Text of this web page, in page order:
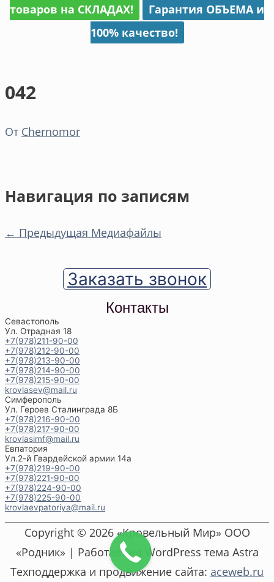
товаров на СКЛАДАХ!
Гарантия ОБЪЕМА и
100% качество!
042
От Chernomor
Навигация по записям
← Предыдущая Медиафайлы
Заказать звонок
Контакты
Севастополь
Ул. Отрадная 18
+7(978)211-90-00
+7(978)212-90-00
+7(978)213-90-00
+7(978)214-90-00
+7(978)215-90-00
krovlasev@mail.ru
Симферополь
Ул. Героев Сталинграда 8Б
+7(978)216-90-00
+7(978)217-90-00
krovlasimf@mail.ru
Евпатория
Ул.2-й Гвардейской армии 14а
+7(978)219-90-00
+7(978)221-90-00
+7(978)224-90-00
+7(978)225-90-00
krovlaevpatoriya@mail.ru
Copyright © 2026 «Кровельный Мир» ООО
«Родник» | Работает на WordPress тема Astra
Техподдержка и продвижение сайта: aceweb.ru